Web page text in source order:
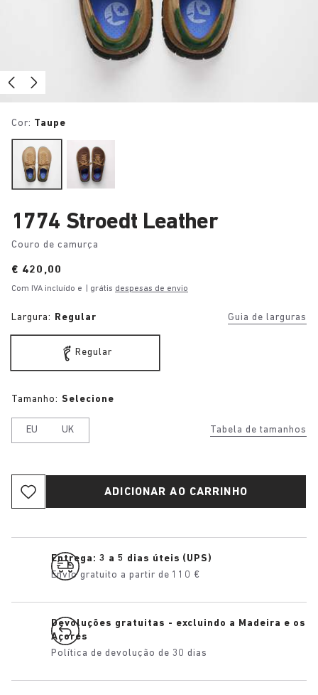
Cor: Taupe
1774 Stroedt Leather
Couro de camurça
Price:
€ 420,00
Com IVA incluído e | grátis despesas de envio
Largura: Regular Guia de larguras
Regular
Tabela de tamanhos
Tamanho: Selecione
EU UK
ADICIONAR AO CARRINHO
Entrega: 3 a 5 dias úteis (UPS)
Envio gratuito a partir de 110 €
Devoluções gratuitas - excluindo a Madeira e os
Açores
Política de devolução de 30 dias